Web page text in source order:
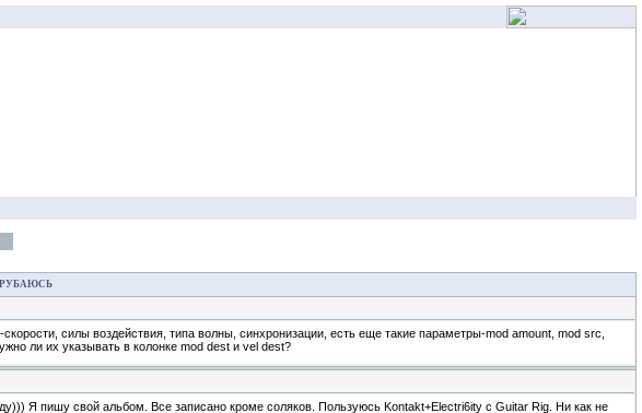
силы воздействия, типа волны, синхронизации, есть еще такие параметры-mod amount, mod src,
ли их указывать в колонке mod dest и vel dest?
Я пишу свой альбом. Все записано кроме соляков. Пользуюсь Kontakt+Electri6ity с Guitar Rig. Ни как не